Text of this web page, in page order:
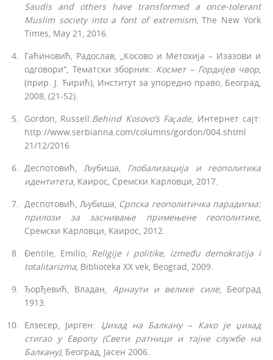
Saudis and others have transformed a once-tolerant
Muslim society into a font of extremism, The New York
Times, May 21, 2016.
Гаћиновић, Радослав, „Косово и Метохија – Изазови и
одговори“, Тематски зборник: Космет – Гордијев чвор,
(прир. Ј. Ћирић), Институт за упоредно право, Београд,
2008, (21-52).
Gordon, Russell:Behind Kosovo’s Façade, Интернет сајт:
http://www.serbianna.com/columns/gordon/004.shtml
21/12/2016
Деспотовић, Љубиша, Глобализација и геополитика
идентитета, Каирос, Сремски Карловци, 2017.
Деспотовић, Љубиша, Српска геополитичка парадигма:
прилози за заснивање примењене геополитике,
Сремски Карловци, Каирос, 2012.
Đentile, Emilio, Religije i politike, između demokratija i
totalitarizma, Biblioteka XX vek, Beograd, 2009.
Ђорђевић, Владан, Арнаути и велике силе, Београд
1913.
Елзесер, Јирген: Џихад на Балкану – Како је џихад
стигао у Европу (Свети ратници и тајне службе на
Балкану), Београд, Јасен 2006.